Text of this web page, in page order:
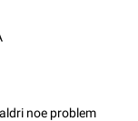
noe problem